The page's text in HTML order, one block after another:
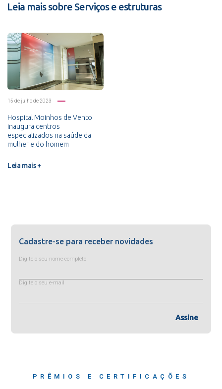
Leia mais sobre Serviços e estruturas
15 de julho de 2023
Hospital Moinhos de Vento
inaugura centros
especializados na saúde da
mulher e do homem
Leia mais +
Cadastre-se para receber novidades
Digite o seu nome completo
Digite o seu e-mail
Assine
PRÊMIOS E CERTIFICAÇÕES